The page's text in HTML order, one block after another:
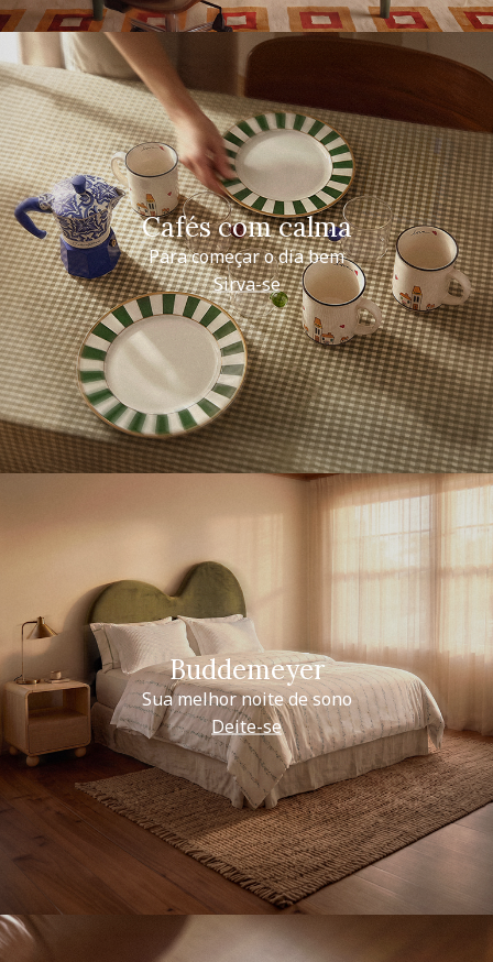
Cafés com calma
Para começar o dia bem
Sirva-se
Buddemeyer
Sua melhor noite de sono
Deite-se